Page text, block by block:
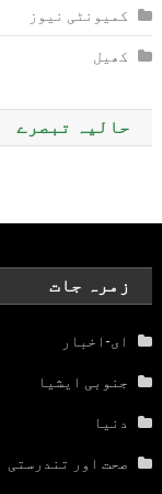
کمیونٹی نیوز
کھیل
حالیہ تبصرے
زمرہ جات
ای-اخبار
جنوبی ایشیا
دنیا
صحت اور تندرستی